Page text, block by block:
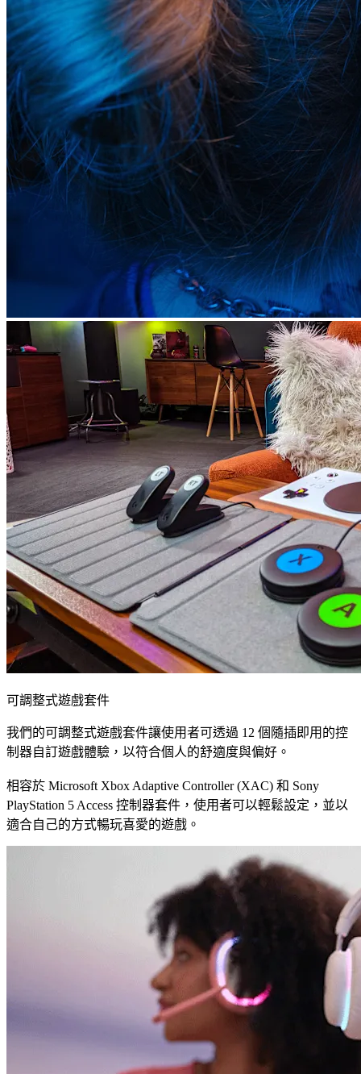
可調整式遊戲套件
我們的可調整式遊戲套件讓使用者可透過 12 個隨插即用的控
制器自訂遊戲體驗，以符合個人的舒適度與偏好。
相容於 Microsoft Xbox Adaptive Controller (XAC) 和 Sony
PlayStation 5 Access 控制器套件，使用者可以輕鬆設定，並以
適合自己的方式暢玩喜愛的遊戲。